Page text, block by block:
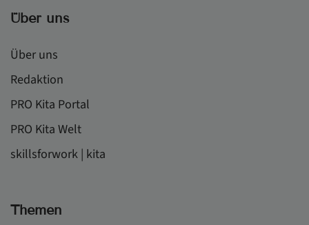
Über uns
Über uns
Redaktion
PRO Kita Portal
PRO Kita Welt
skillsforwork | kita
Themen